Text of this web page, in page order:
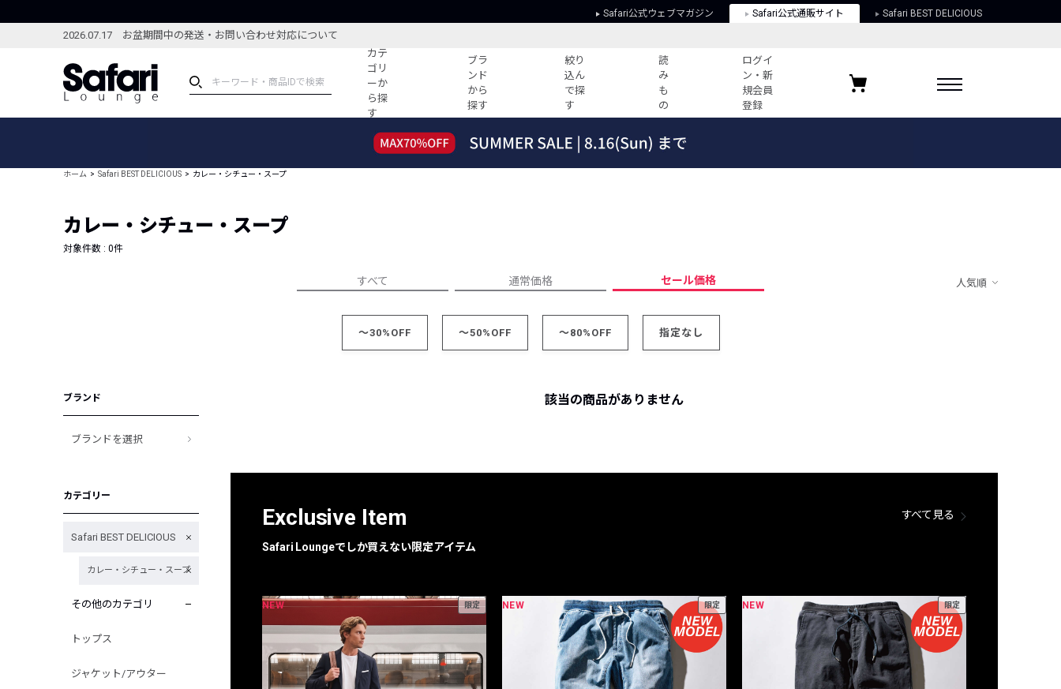
Safari公式ウェブマガジン Safari公式通販サイト Safari BEST DELICIOUS
2026.07.17 お盆期間中の発送・お問い合わせ対応について
カテ
ゴリ
ーか
ら探
す
ブラ
ンド
から
探す
絞り
込ん
で探
す
読
み
も
の
ログイ
ン・新
規会員
登録
ブランドから探す
新着アイテム
編集部のおすすめアイテム
特集記事
コーディネート
すべての記事
人気記事ランキング
ウィークリーコーデ
プライバシーポリシー
お気に入りブランド
ホーム Safari BEST DELICIOUS カレー・シチュー・スープ
カレー・シチュー・スープ
対象件数 : 0件
すべて 通常価格 セール価格 人気順
～30%OFF ～50%OFF ～80%OFF 指定なし
ブランド
ブランドを選択
カテゴリー
Safari BEST DELICIOUS
カレー・シチュー・スープ
その他のカテゴリ
トップス
ジャケット/アウター
該当の商品がありません
Exclusive Item
Safari Loungeでしか買えない限定アイテム
すべて見る
NEW 限定 NEW 限定 NEW 限定